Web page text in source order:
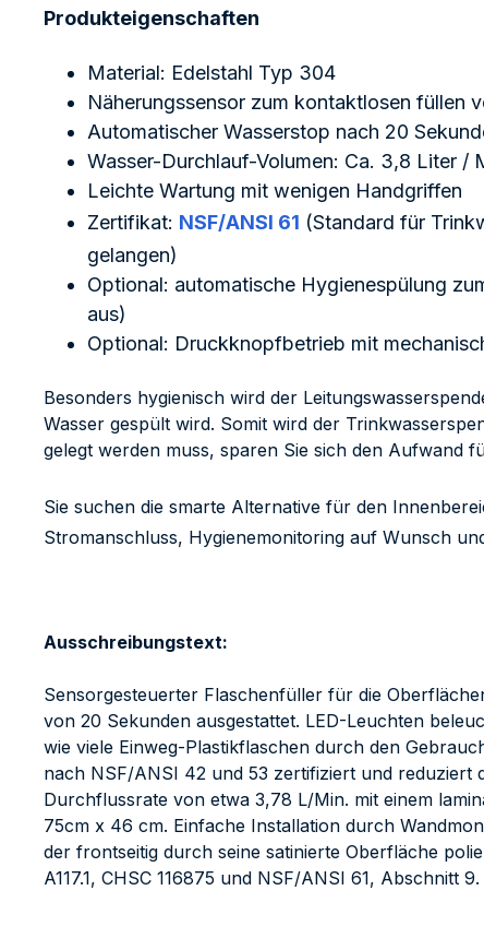
Produkteigenschaften
Material: Edelstahl Typ 304
Näherungssensor zum kontaktlosen füllen
Automatischer Wasserstop nach 20
Wasser-Durchlauf-Volumen: Ca. 3,8 Liter /
Leichte Wartung mit wenigen Handgriffen
Zertifikat: NSF/ANSI 61 (Standard für
gelangen)
Optional: automatische Hygienespülung
aus)
Optional: Druckknopfbetrieb mit
Besonders hygienisch wird der
Wasser gespült wird. Somit wird der
gelegt werden muss, sparen Sie sich den Aufwand
Sie suchen die smarte Alternative für den
Stromanschluss, Hygienemonitoring auf Wunsch
Ausschreibungstext:
Sensorgesteuerter Flaschenfüller für die
von 20 Sekunden ausgestattet. LED-Leuchten
wie viele Einweg-Plastikflaschen durch den
nach NSF/ANSI 42 und 53 zertifiziert und reduziert
Durchflussrate von etwa 3,78 L/Min. mit einem
75cm x 46 cm. Einfache Installation durch
der frontseitig durch seine satinierte Oberfläche
A117.1, CHSC 116875 und NSF/ANSI 61, Abschnitt 9.